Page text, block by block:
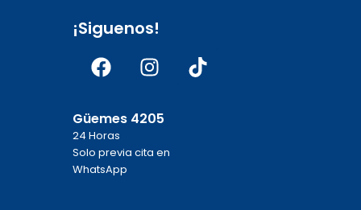
¡Siguenos!
Facebook
Instagram
Tiktok
Güemes 4205
24 Horas
Solo previa cita en
WhatsApp